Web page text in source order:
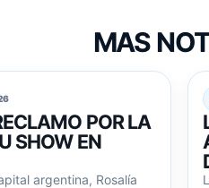
MAS
POR LA
SHOW EN
argentina, Rosalía